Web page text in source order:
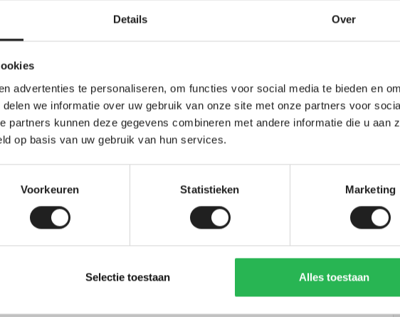
Details Over
advertenties te personaliseren, om functies voor social media te bieden en
we informatie over uw gebruik van onze site met onze partners voor
partners kunnen deze gegevens combineren met andere informatie die u aan
op basis van uw gebruik van hun services.
Voorkeuren Statistieken Marketing
Selectie toestaan Alles toestaan
dakdragerset voor jouw auto?
en stangen? Kies dan liever een complete dakdragerset voor
je de juiste kitset, voetenset en stangen in één keer passend.
2021-) — normaal dak
Thule SquareBar Evo
Thule WingBar Evo zilverofThule WingBar Evo
Thule WingBar Edge zilver ofThule WingBar Edge zwart
gebruik: Thule ProBar Evo